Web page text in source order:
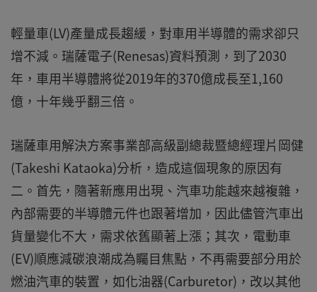
輕量車(LV)產量成長趨緩，對車用半導體的需求卻只
增不減。瑞薩電子(Renesas)資料預測，到了2030
年，車用半導體將從2019年的370億成長至1,160
億，十年幾乎翻三倍。
瑞薩車用解決方案事業部高級副總裁暨總經理片岡健
(Takeshi Kataoka)分析，造成這個現象的原因有
二。首先，隨著新應用出現、汽車功能越來越複雜，
內部需要的半導體元件也跟著增加，因此儘管汽車出
貨量變化不大，需求依舊顯著上漲；其次，電動車
(EV)順應減碳浪潮成為矚目焦點，不再需要部分用於
燃油汽車的裝置，如化油器(Carburetor)，改以其他